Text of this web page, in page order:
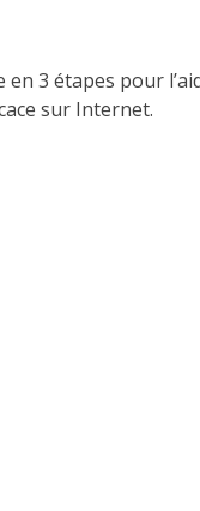
en 3 étapes pour
sur Internet.